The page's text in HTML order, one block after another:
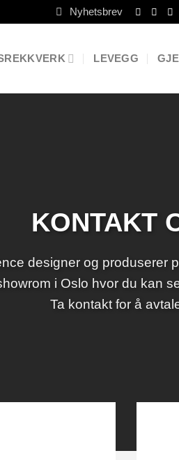
Nyhetsbrev
LEVEGG
KONTAKT
designer og produserer
i Oslo hvor du kan
Ta kontakt for å